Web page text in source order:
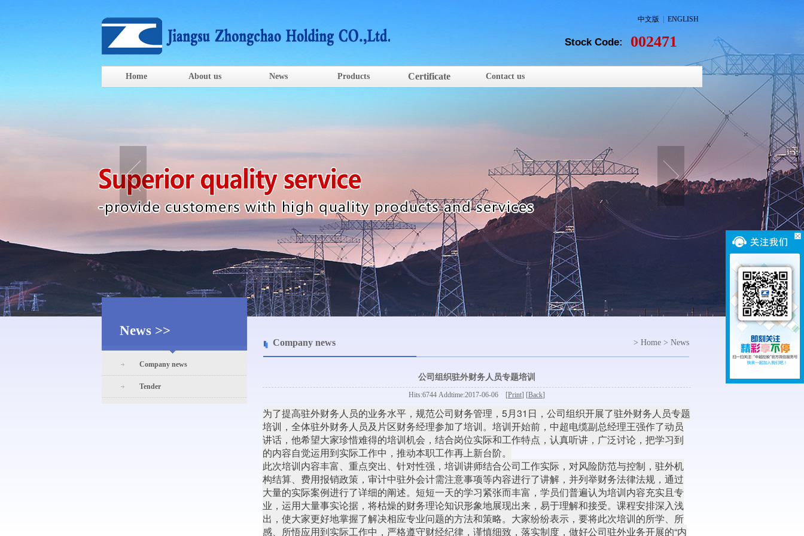
中文版 ENGLISH
Stock Code: 002471
Home About us News Products Certificate Contact us
News >>
Company news
Tender
Company news > Home > News
公司组织驻外财务人员专题培训
Hits:6744 Addtime:2017-06-06 [Print] [Back]
为了提高驻外财务人员的业务水平，规范公司财务管理，5月31日，公司组织开展了驻外财务人员专题
培训，全体驻外财务人员及片区财务经理参加了培训。培训开始前，中超电缆副总经理王强作了动员
讲话，他希望大家珍惜难得的培训机会，结合岗位实际和工作特点，认真听讲，广泛讨论，把学习到
的内容自觉运用到实际工作中，推动本职工作再上新台阶。
此次培训内容丰富、重点突出、针对性强，培训讲师结合公司工作实际，对风险防范与控制，驻外机
构结算、费用报销政策，审计中驻外会计需注意事项等内容进行了讲解，并列举财务法律法规，通过
大量的实际案例进行了详细的阐述。短短一天的学习紧张而丰富，学员们普遍认为培训内容充实且专
业，运用大量事实论据，将枯燥的财务理论知识形象地展现出来，易于理解和接受。课程安排深入浅
出，使大家更好地掌握了解决相应专业问题的方法和策略。大家纷纷表示，要将此次培训的所学、所
感、所悟应用到实际工作中，严格遵守财经纪律，谨慎细致，落实制度，做好公司驻外业务开展的“内